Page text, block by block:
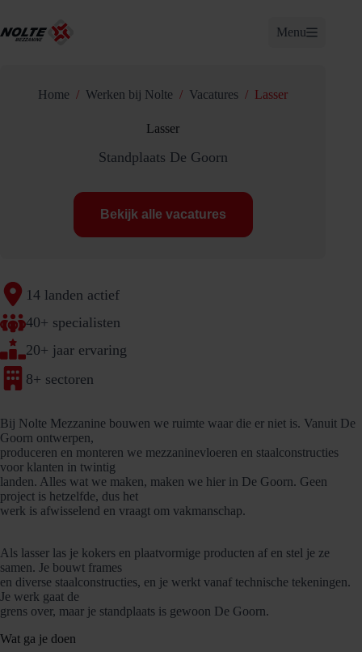
de
Menu
Home / Werken bij Nolte / Vacatures / Lasser
Lasser
Standplaats De Goorn
Bekijk alle vacatures
14 landen actief
40+ specialisten
20+ jaar ervaring
8+ sectoren
Bij Nolte Mezzanine bouwen we ruimte waar die er niet is. Vanuit De
Goorn ontwerpen,
produceren en monteren we mezzaninevloeren en staalconstructies
voor klanten in twintig
landen. Alles wat we maken, maken we hier in De Goorn. Geen
project is hetzelfde, dus het
werk is afwisselend en vraagt om vakmanschap.
Als lasser las je kokers en plaatvormige producten af en stel je ze
samen. Je bouwt frames
en diverse staalconstructies, en je werkt vanaf technische tekeningen.
Je werk gaat de
grens over, maar je standplaats is gewoon De Goorn.
Wat ga je doen